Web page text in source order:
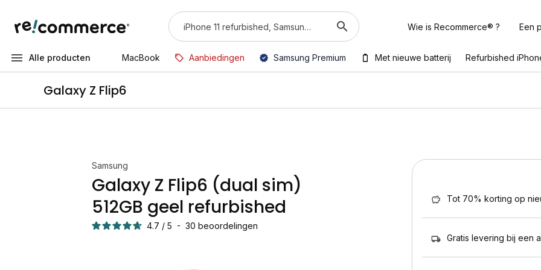
Wie is Recommerce® ? Een
Alle producten MacBook Aanbiedingen Samsung Premium Met nieuwe batterij Refurbished
Galaxy Z Flip6
Samsung
Galaxy Z Flip6 (dual sim)
512GB geel refurbished
4.7 / 5 - 30 beoordelingen
Tot 70% korting op
Gratis levering bij een